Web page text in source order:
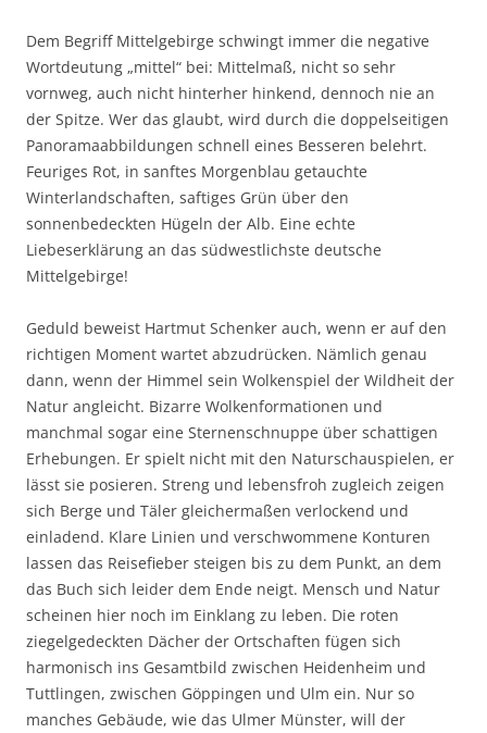
Dem Begriff Mittelgebirge schwingt immer die negative
Wortdeutung „mittel“ bei: Mittelmaß, nicht so sehr
vornweg, auch nicht hinterher hinkend, dennoch nie an
der Spitze. Wer das glaubt, wird durch die doppelseitigen
Panoramaabbildungen schnell eines Besseren belehrt.
Feuriges Rot, in sanftes Morgenblau getauchte
Winterlandschaften, saftiges Grün über den
sonnenbedeckten Hügeln der Alb. Eine echte
Liebeserklärung an das südwestlichste deutsche
Mittelgebirge!
Geduld beweist Hartmut Schenker auch, wenn er auf den
richtigen Moment wartet abzudrücken. Nämlich genau
dann, wenn der Himmel sein Wolkenspiel der Wildheit der
Natur angleicht. Bizarre Wolkenformationen und
manchmal sogar eine Sternenschnuppe über schattigen
Erhebungen. Er spielt nicht mit den Naturschauspielen, er
lässt sie posieren. Streng und lebensfroh zugleich zeigen
sich Berge und Täler gleichermaßen verlockend und
einladend. Klare Linien und verschwommene Konturen
lassen das Reisefieber steigen bis zu dem Punkt, an dem
das Buch sich leider dem Ende neigt. Mensch und Natur
scheinen hier noch im Einklang zu leben. Die roten
ziegelgedeckten Dächer der Ortschaften fügen sich
harmonisch ins Gesamtbild zwischen Heidenheim und
Tuttlingen, zwischen Göppingen und Ulm ein. Nur so
manches Gebäude, wie das Ulmer Münster, will der